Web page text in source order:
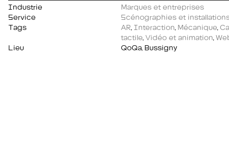
Industrie
Marques et entreprises
Service
Scénographies et
Tags
AR Interaction Mécanique
tactile ,Vidéo et animation ,
Lieu
QoQa, Bussigny